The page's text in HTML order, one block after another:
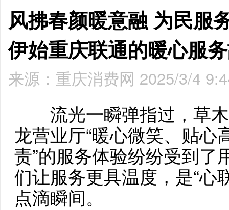
风拂春颜暖意融 为民
伊始重庆联通的暖心服
来源：重庆消费网 2025/3/4
流光一瞬弹指过，草
龙营业厅“暖心微笑、贴心
责”的服务体验纷纷受到
们让服务更具温度，是“心
点滴瞬间。